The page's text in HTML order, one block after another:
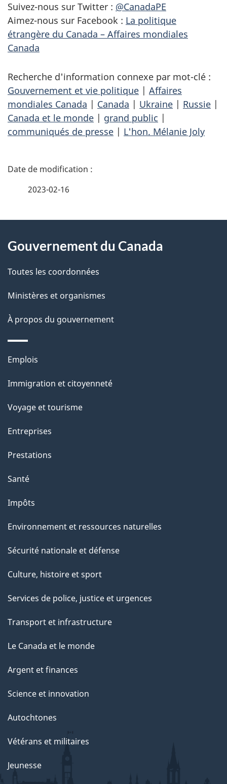
Suivez-nous sur Twitter : @CanadaPE
Aimez-nous sur Facebook : La politique
étrangère du Canada – Affaires mondiales
Canada
Recherche d'information connexe par mot-clé :
Gouvernement et vie politique | Affaires
mondiales Canada | Canada | Ukraine | Russie |
Canada et le monde | grand public |
communiqués de presse | L'hon. Mélanie Joly
D
i
l
s
d
e
l
a
p
a
g
e
2023-02-16
propos
de
ce
site
Gouvernement du Canada
Toutes les coordonnées
Ministères et organismes
À propos du gouvernement
Thèmes
sujets
Emplois
Immigration et citoyenneté
Voyage et tourisme
Entreprises
Prestations
Santé
Impôts
Environnement et ressources naturelles
Sécurité nationale et défense
Culture, histoire et sport
Services de police, justice et urgences
Transport et infrastructure
Le Canada et le monde
Argent et finances
Science et innovation
Autochtones
Vétérans et militaires
Jeunesse